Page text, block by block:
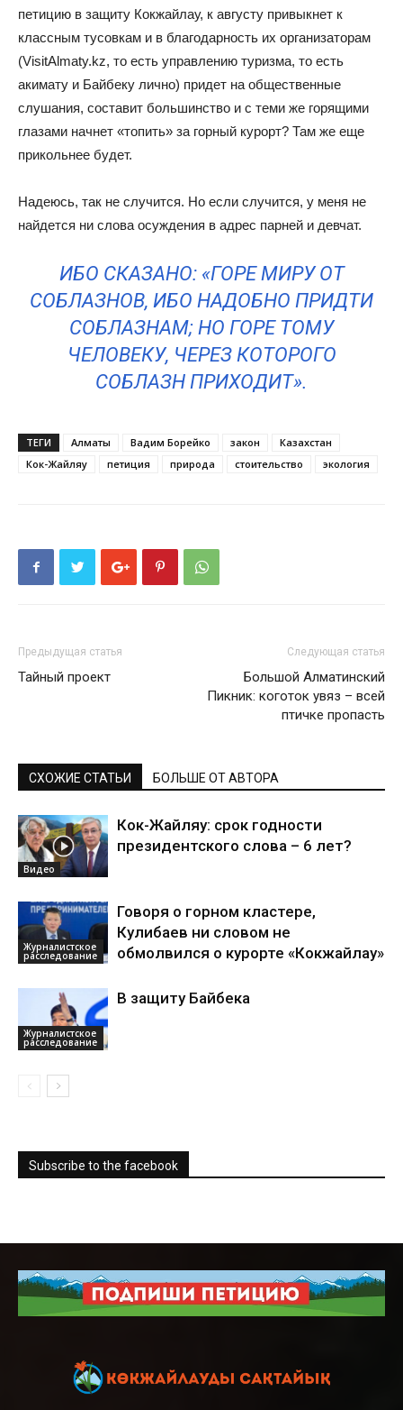
петицию в защиту Кокжайлау, к августу привыкнет к
классным тусовкам и в благодарность их организаторам
(VisitAlmaty.kz, то есть управлению туризма, то есть
акимату и Байбеку лично) придет на общественные
слушания, составит большинство и с теми же горящими
глазами начнет «топить» за горный курорт? Там же еще
прикольнее будет.
Надеюсь, так не случится. Но если случится, у меня не
найдется ни слова осуждения в адрес парней и девчат.
ИБО СКАЗАНО: «ГОРЕ МИРУ ОТ
СОБЛАЗНОВ, ИБО НАДОБНО ПРИДТИ
СОБЛАЗНАМ; НО ГОРЕ ТОМУ
ЧЕЛОВЕКУ, ЧЕРЕЗ КОТОРОГО
СОБЛАЗН ПРИХОДИТ».
ТЕГИ Алматы Вадим Борейко закон
Казахстан
Кок-Жайляу
петиция природа стоительство экология
Предыдущая статья
Тайный проект
Следующая статья
Большой Алматинский
Пикник: коготок увяз – всей
птичке пропасть
СХОЖИЕ СТАТЬИ БОЛЬШЕ ОТ АВТОРА
Видео
Кок-Жайляу: срок годности
президентского слова – 6 лет?
Журналистское
расследование
Говоря о горном кластере,
Кулибаев ни словом не
обмолвился о курорте «Кокжайлау»
Журналистское
расследование
В защиту Байбека
Subscribe to the facebook